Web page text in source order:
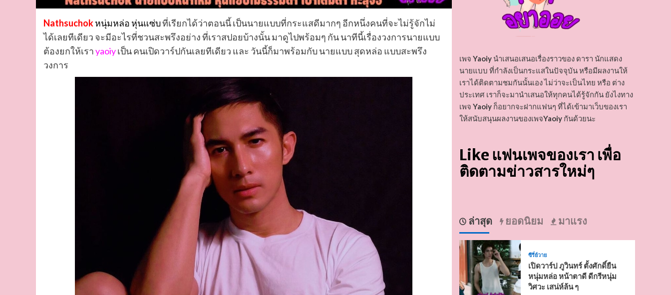
Nathsuchokหนุ่มหล่อ หุ่นแซ่บที่เรียกได้ว่าตอนนี้ เป็นนายแบบที่กระแสดีมากๆ อีกหนึ่งคนที่จะไม่รู้จักไม่
ได้เลยทีเดียว จะมีอะไรที่ชวนสะพรึงอย่าง ที่เราสปอยบ้างนั้น มาดูไปพร้อมๆ กัน นาทีนี้เรื่องวงการนายแบบ
ต้องยกให้เราyaoiyเป็น คนเปิดวาร์ปกันเลยทีเดียว และ วันนี้ก็มาพร้อมกับ นายแบบ สุดหล่อ แบบสะพรึง
วงการ
เพจ Yaoiyนำเสนอเสนอเรื่องราวของ ดารา นักแสดง
นายแบบ ที่กำลังเป็นกระแสในปัจจุบัน หรือมีผลงานให้
เราได้ติดตามชมกันนั้นเอง ไม่ว่าจะเป็นไทย หรือ ต่าง
ประเทศ เราก็จะมานำเสนอให้ทุกคนได้รู้จักกัน ยังไงทาง
เพจ Yaoiyก็อยากจะฝากแฟนๆ ที่ได้เข้ามาเว็บของเรา
ให้สนับสนุนผลงานของเพจYaoiyกันด้วยนะ
Like แฟนเพจของเรา เพื่อ
ติดตามข่าวสารใหม่ๆ
ล่าสุด ยอดนิยม มาแรง
ซีรี่ย์วาย
เปิดวาร์ป ภูวินทร์ ตั้งศักดิ์ยืน
หนุ่มหล่อ หน้าตาดี ดีกรีหนุ่ม
วิศวะ เสน่ห์ล้น ๆ